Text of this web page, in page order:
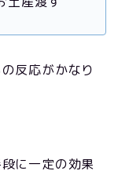
反応がかなり
に一定の効果